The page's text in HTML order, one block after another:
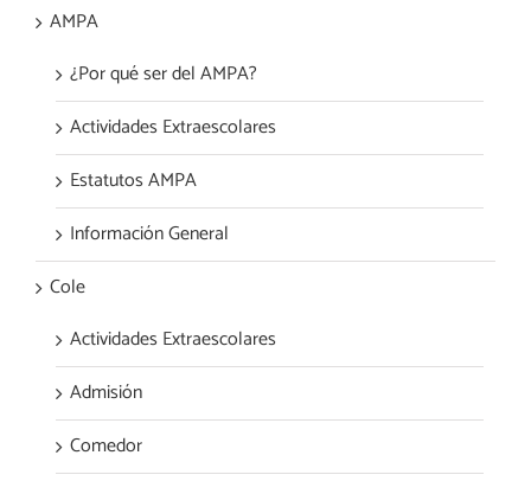
AMPA
¿Por qué ser del AMPA?
Actividades Extraescolares
Estatutos AMPA
Información General
Cole
Actividades Extraescolares
Admisión
Comedor